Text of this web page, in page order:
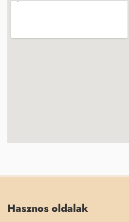
Hasznos oldalak